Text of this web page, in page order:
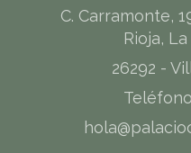
C. Carramonte,
Rioja,
26292 -